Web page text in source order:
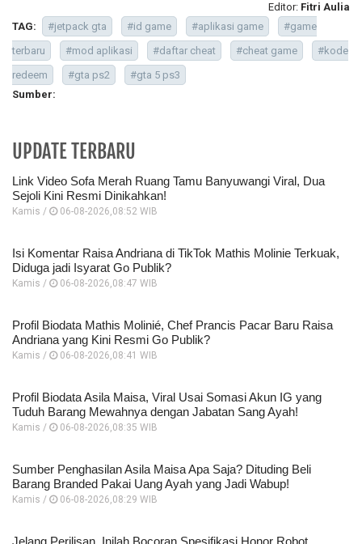
Editor: Fitri Aulia
TAG:
#jetpack gta #id game #aplikasi game
#game
terbaru
#mod aplikasi #daftar cheat #cheat game
#kode
redeem
#gta ps2
#gta 5 ps3
Sumber:
UPDATE TERBARU
Link Video Sofa Merah Ruang Tamu Banyuwangi Viral, Dua
Sejoli Kini Resmi Dinikahkan!
Kamis / 06-08-2026,08:52 WIB
Isi Komentar Raisa Andriana di TikTok Mathis Molinie Terkuak,
Diduga jadi Isyarat Go Publik?
Kamis / 06-08-2026,08:47 WIB
Profil Biodata Mathis Molinié, Chef Prancis Pacar Baru Raisa
Andriana yang Kini Resmi Go Publik?
Kamis / 06-08-2026,08:41 WIB
Profil Biodata Asila Maisa, Viral Usai Somasi Akun IG yang
Tuduh Barang Mewahnya dengan Jabatan Sang Ayah!
Kamis / 06-08-2026,08:35 WIB
Sumber Penghasilan Asila Maisa Apa Saja? Dituding Beli
Barang Branded Pakai Uang Ayah yang Jadi Wabup!
Kamis / 06-08-2026,08:29 WIB